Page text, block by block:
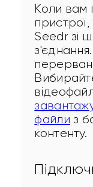
Коли вам
Seedr зі
файли з
контенту.